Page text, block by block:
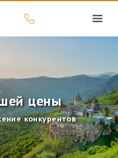
цены
конкурентов